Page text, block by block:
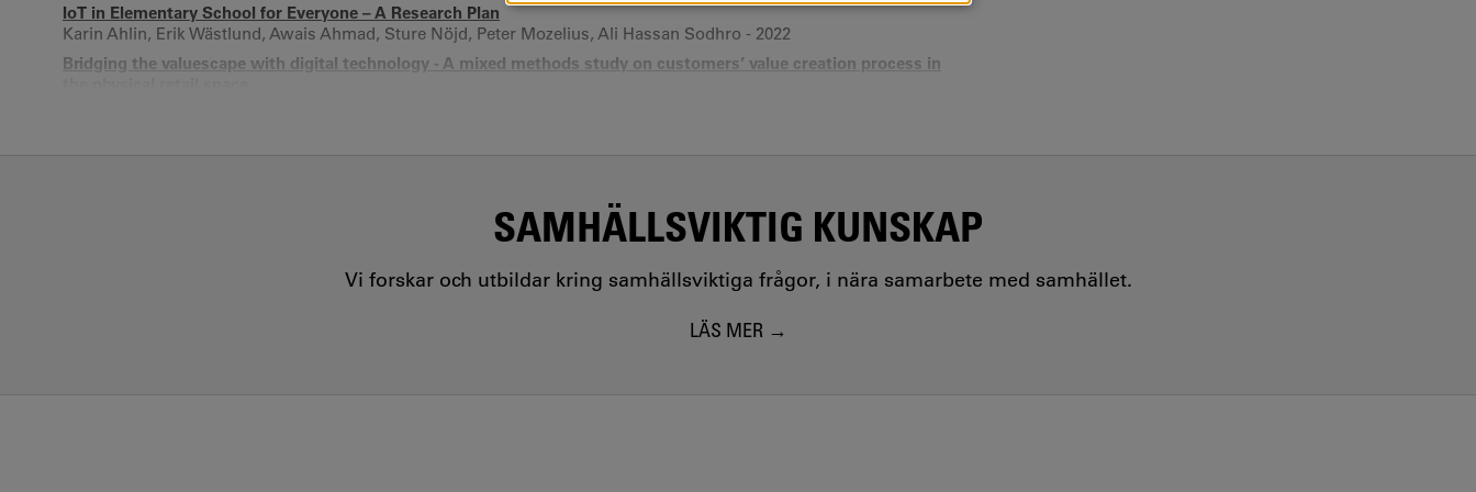
IoT in Elementary School for Everyone – A Research Plan
Karin Ahlin, Erik Wästlund, Awais Ahmad, Sture Nöjd, Peter Mozelius, Ali Hassan Sodhro - 2022
Bridging the valuescape with digital technology - A mixed methods study on customers’ value creation process in
SAMHÄLLSVIKTIG KUNSKAP
Vi forskar och utbildar kring samhällsviktiga frågor, i nära samarbete med samhället.
LÄS MER